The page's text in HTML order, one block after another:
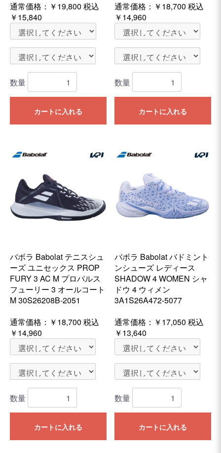
通常価格： ￥19,800 税込
￥15,840
数量
カートに入れる
通常価格： ￥18,700 税込
￥14,960
数量
カートに入れる
バボラ Babolat テニスシュ
ーズ ユニセックス PROP
FURY 3 AC M プロパルス
フューリー 3 オールコート
M 30S26208B-2051
通常価格： ￥18,700 税込
￥14,960
数量
カートに入れる
バボラ Babolat バドミント
ンシューズ レディース
SHADOW 4 WOMEN シャ
ドウ 4 ウィメン
3A1S26A472-5077
通常価格： ￥17,050 税込
￥13,640
数量
カートに入れる